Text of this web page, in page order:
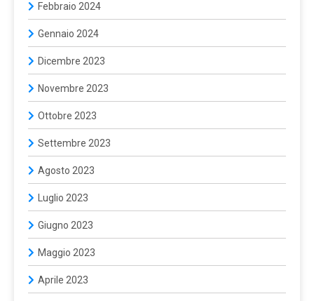
Febbraio 2024
Gennaio 2024
Dicembre 2023
Novembre 2023
Ottobre 2023
Settembre 2023
Agosto 2023
Luglio 2023
Giugno 2023
Maggio 2023
Aprile 2023